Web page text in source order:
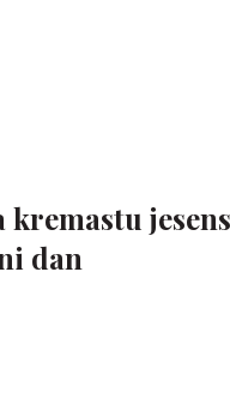
kremastu
dan